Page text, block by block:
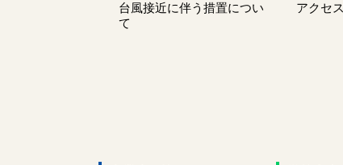
台風接近に伴う措置につい
て
アクセス